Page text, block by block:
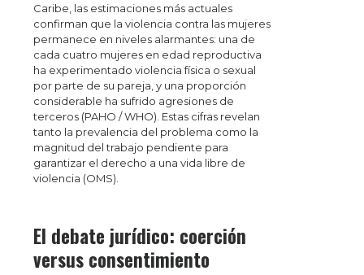
Caribe, las estimaciones más actuales
confirman que la violencia contra las mujeres
permanece en niveles alarmantes: una de
cada cuatro mujeres en edad reproductiva
ha experimentado violencia física o sexual
por parte de su pareja, y una proporción
considerable ha sufrido agresiones de
terceros (PAHO / WHO). Estas cifras revelan
tanto la prevalencia del problema como la
magnitud del trabajo pendiente para
garantizar el derecho a una vida libre de
violencia (OMS).
El debate jurídico: coerción
versus consentimiento